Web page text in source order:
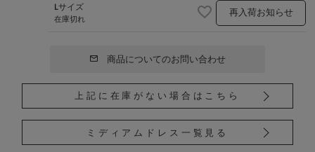
Lサイズ
在庫切れ 再入荷お知らせ
商品についてのお問い合わせ
上記に在庫がない場合はこちら
ミディアムドレス一覧見る